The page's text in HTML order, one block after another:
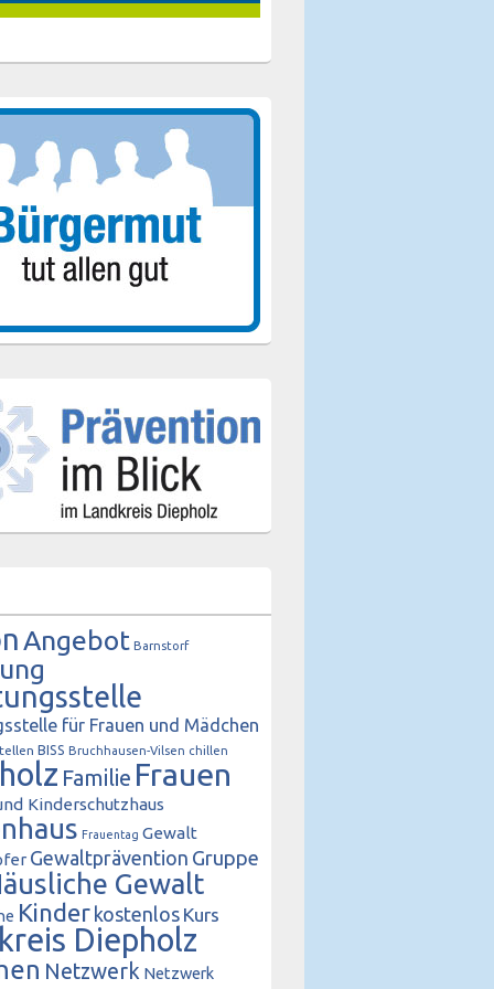
Angebot Barnstorf
für Frauen und Mädchen
BISS Bruchhausen-Vilsen chillen
Familie Frauen
Kinderschutzhaus
Frauentag Gewalt
Gewaltprävention Gruppe
Gewalt
Kinder kostenlos Kurs
Diepholz
Netzwerk Netzwerk